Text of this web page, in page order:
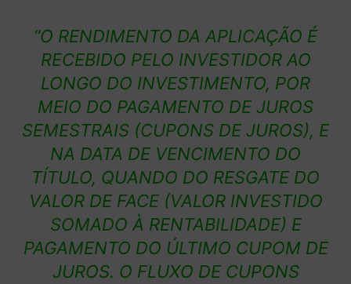
“O RENDIMENTO DA APLICAÇÃO É
RECEBIDO PELO INVESTIDOR AO
LONGO DO INVESTIMENTO, POR
MEIO DO PAGAMENTO DE JUROS
SEMESTRAIS (CUPONS DE JUROS), E
NA DATA DE VENCIMENTO DO
TÍTULO, QUANDO DO RESGATE DO
VALOR DE FACE (VALOR INVESTIDO
SOMADO À RENTABILIDADE) E
PAGAMENTO DO ÚLTIMO CUPOM DE
JUROS. O FLUXO DE CUPONS